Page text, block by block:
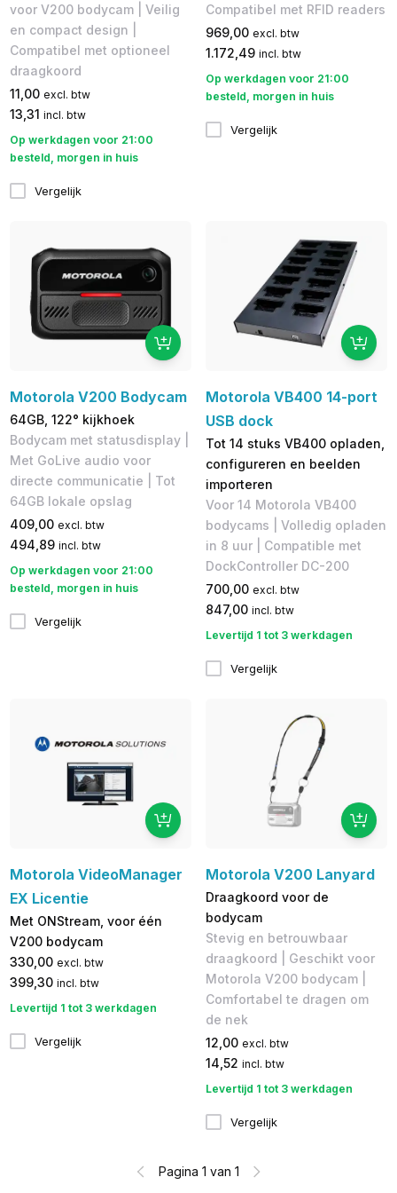
voor V200 bodycam | Veilig
en compact design |
Compatibel met optioneel
draagkoord
11,00 excl. btw
13,31 incl. btw
Op werkdagen voor 21:00
besteld, morgen in huis
Vergelijk
Compatibel met RFID readers
969,00 excl. btw
1.172,49 incl. btw
Op werkdagen voor 21:00
besteld, morgen in huis
Vergelijk
Motorola V200 Bodycam
64GB, 122° kijkhoek
Bodycam met statusdisplay |
Met GoLive audio voor
directe communicatie | Tot
64GB lokale opslag
409,00 excl. btw
494,89 incl. btw
Op werkdagen voor 21:00
besteld, morgen in huis
Vergelijk
Motorola VB400 14-port
USB dock
Tot 14 stuks VB400 opladen,
configureren en beelden
importeren
Voor 14 Motorola VB400
bodycams | Volledig opladen
in 8 uur | Compatible met
DockController DC-200
700,00 excl. btw
847,00 incl. btw
Levertijd 1 tot 3 werkdagen
Vergelijk
Motorola VideoManager
EX Licentie
Met ONStream, voor één
V200 bodycam
330,00 excl. btw
399,30 incl. btw
Levertijd 1 tot 3 werkdagen
Vergelijk
Motorola V200 Lanyard
Draagkoord voor de
bodycam
Stevig en betrouwbaar
draagkoord | Geschikt voor
Motorola V200 bodycam |
Comfortabel te dragen om
de nek
12,00 excl. btw
14,52 incl. btw
Levertijd 1 tot 3 werkdagen
Vergelijk
Pagina 1 van 1